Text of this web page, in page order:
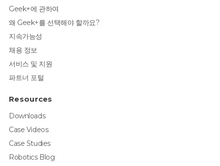
Geek+에 관하여
왜 Geek+를 선택해야 할까요?
지속가능성
채용 정보
서비스 및 지원
파트너 포털
Resources
Downloads
Case Videos
Case Studies
Robotics Blog